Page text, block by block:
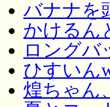
バナナ
かけるん
ロングバ
ひすいん
煌ちゃん